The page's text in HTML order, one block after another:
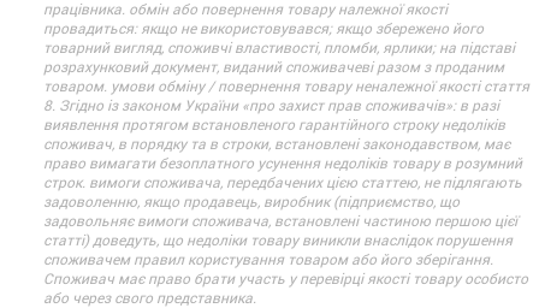
працівника. обмін або повернення товару належної якості
провадиться: якщо не використовувався; якщо збережено його
товарний вигляд, споживчі властивості, пломби, ярлики; на підставі
розрахунковий документ, виданий споживачеві разом з проданим
товаром. умови обміну / повернення товару неналежної якості стаття
8. Згідно із законом України «про захист прав споживачів»: в разі
виявлення протягом встановленого гарантійного строку недоліків
споживач, в порядку та в строки, встановлені законодавством, має
право вимагати безоплатного усунення недоліків товару в розумний
строк. вимоги споживача, передбачених цією статтею, не підлягають
задоволенню, якщо продавець, виробник (підприємство, що
задовольняє вимоги споживача, встановлені частиною першою цієї
статті) доведуть, що недоліки товару виникли внаслідок порушення
споживачем правил користування товаром або його зберігання.
Споживач має право брати участь у перевірці якості товару особисто
або через свого представника.